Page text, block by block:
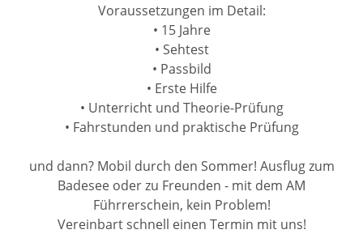
Voraussetzungen im Detail:
• 15 Jahre
• Sehtest
• Passbild
• Erste Hilfe
• Unterricht und Theorie-Prüfung
• Fahrstunden und praktische Prüfung
und dann? Mobil durch den Sommer! Ausflug zum
Badesee oder zu Freunden - mit dem AM
Führrerschein, kein Problem!
Vereinbart schnell einen Termin mit uns!